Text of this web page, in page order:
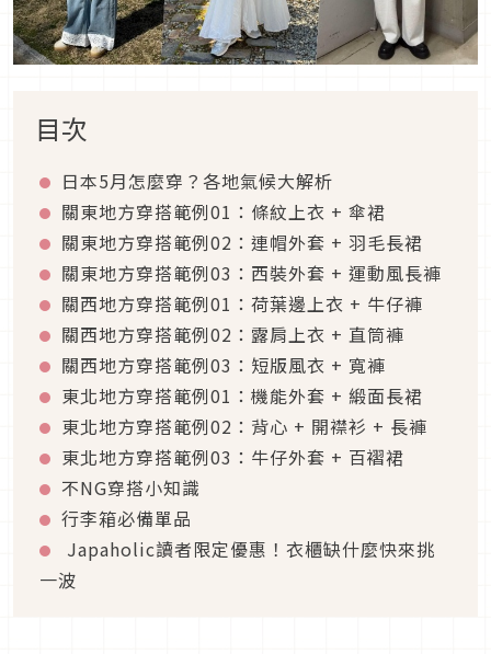
目次
日本5月怎麼穿？各地氣候大解析
關東地方穿搭範例01 ：條紋上衣 + 傘裙
關東地方穿搭範例02 ：連帽外套 + 羽毛長裙
關東地方穿搭範例03 ：西裝外套 + 運動風長褲
關西地方穿搭範例01 ：荷葉邊上衣 + 牛仔褲
關西地方穿搭範例02 ：露肩上衣 + 直筒褲
關西地方穿搭範例03 ：短版風衣 + 寬褲
東北地方穿搭範例01 ：機能外套 + 緞面長裙
東北地方穿搭範例02 ：背心 + 開襟衫 + 長褲
東北地方穿搭範例03 ：牛仔外套 + 百褶裙
不NG穿搭小知識
行李箱必備單品
Japaholic讀者限定優惠！衣櫃缺什麼快來挑
一波